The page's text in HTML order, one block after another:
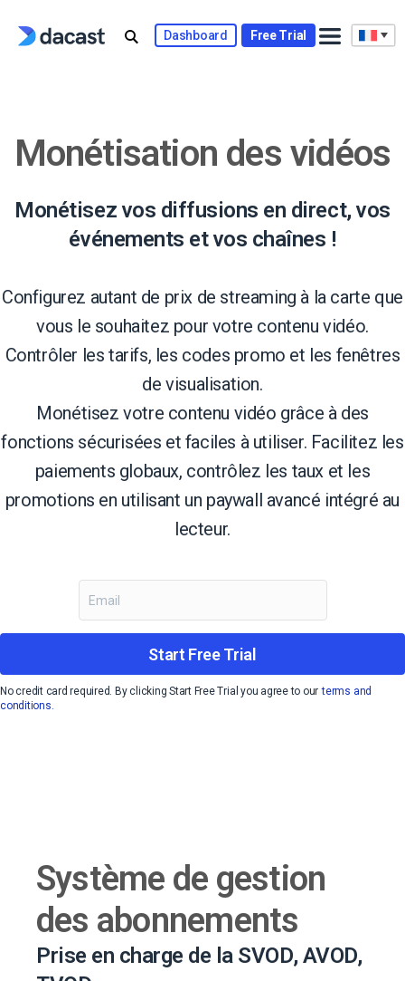
Dashboard Free Trial
Monétisation des vidéos
Monétisez vos diffusions en direct, vos
événements et vos chaînes !
Configurez autant de prix de streaming à la carte que
vous le souhaitez pour votre contenu vidéo.
Contrôler les tarifs, les codes promo et les fenêtres
de visualisation.
Monétisez votre contenu vidéo grâce à des
fonctions sécurisées et faciles à utiliser. Facilitez les
paiements globaux, contrôlez les taux et les
promotions en utilisant un paywall avancé intégré au
lecteur.
Start Free Trial
No credit card required. By clicking Start Free Trial you agree to our terms and
conditions.
Système de gestion
des abonnements
Prise en charge de la SVOD, AVOD,